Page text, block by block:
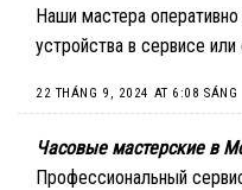
Наши мастера
устройства в сервисе
22 THÁNG 9, 2024 AT 6:08 SÁNG
Часовые мастерские в
Профессиональный